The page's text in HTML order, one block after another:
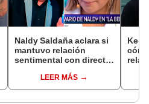
Naldy Saldaña aclara si
mantuvo relación
sentimental con director
denunciarlo por
tocamientos: “Me
LEER MÁS